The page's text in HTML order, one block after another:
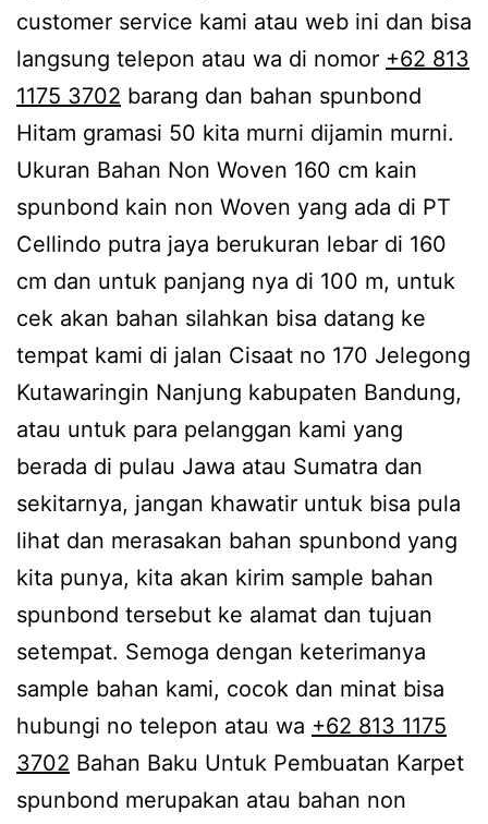
customer service kami atau web ini dan bisa
langsung telepon atau wa di nomor +62 813
1175 3702 barang dan bahan spunbond
Hitam gramasi 50 kita murni dijamin murni.
Ukuran Bahan Non Woven 160 cm kain
spunbond kain non Woven yang ada di PT
Cellindo putra jaya berukuran lebar di 160
cm dan untuk panjang nya di 100 m, untuk
cek akan bahan silahkan bisa datang ke
tempat kami di jalan Cisaat no 170 Jelegong
Kutawaringin Nanjung kabupaten Bandung,
atau untuk para pelanggan kami yang
berada di pulau Jawa atau Sumatra dan
sekitarnya, jangan khawatir untuk bisa pula
lihat dan merasakan bahan spunbond yang
kita punya, kita akan kirim sample bahan
spunbond tersebut ke alamat dan tujuan
setempat. Semoga dengan keterimanya
sample bahan kami, cocok dan minat bisa
hubungi no telepon atau wa +62 813 1175
3702 Bahan Baku Untuk Pembuatan Karpet
spunbond merupakan atau bahan non